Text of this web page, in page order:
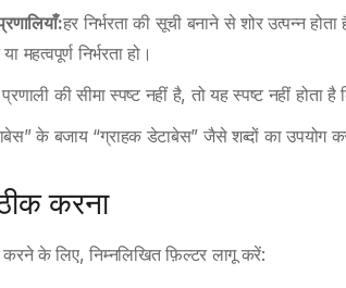
हर निर्भरता की सूची बनाने से शोर उत्पन्न
महत्वपूर्ण निर्भरता हो।
की सीमा स्पष्ट नहीं है, तो यह स्पष्ट नहीं होता
के बजाय “ग्राहक डेटाबेस” जैसे शब्दों का उपयोग
करना
के लिए, निम्नलिखित फ़िल्टर लागू करें: